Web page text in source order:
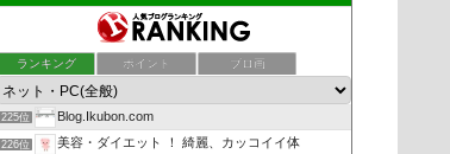
ランキング ポイント ブロ画
225位 Blog.Ikubon.com
226位 美容・ダイエット ！ 綺麗、カッコイイ体